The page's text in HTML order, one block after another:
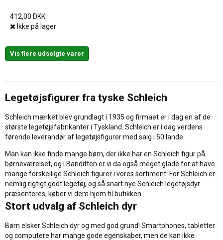
412,00 DKK
Ikke på lager
Vis flere udsolgte varer
Legetøjsfigurer fra tyske Schleich
Schleich mærket blev grundlagt i 1935 og firmaet er i dag en af de
største legetøjsfabrikanter i Tyskland. Schleich er i dag verdens
førende leverandør af legetøjsfigurer med salg i 50 lande.
Man kan ikke finde mange børn, der ikke har en Schleich figur på
børneværelset, og i Banditten er vi da også meget glade for at have
mange forskellige Schleich figurer i vores sortiment. For Schleich er
nemlig rigtigt godt legetøj, og så snart nye Schleich legetøjsdyr
præsenteres, køber vi dem hjem til butikken.
Stort udvalg af Schleich dyr
Børn elsker Schleich dyr og med god grund! Smartphones, tabletter
og computere har mange gode egenskaber, men de kan ikke